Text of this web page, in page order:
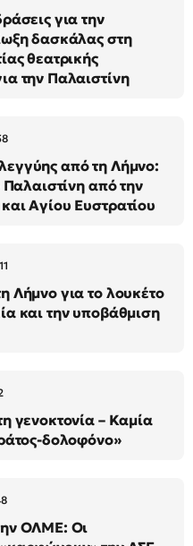
για την
δασκάλας στη
θεατρικής
την Παλαιστίνη
από τη Λήμνο:
Παλαιστίνη από την
Αγίου Ευστρατίου
Λήμνο για το λουκέτο
και την υποβάθμιση
γενοκτονία – Καμία
δολοφόνο»
ΟΛΜΕ: Οι